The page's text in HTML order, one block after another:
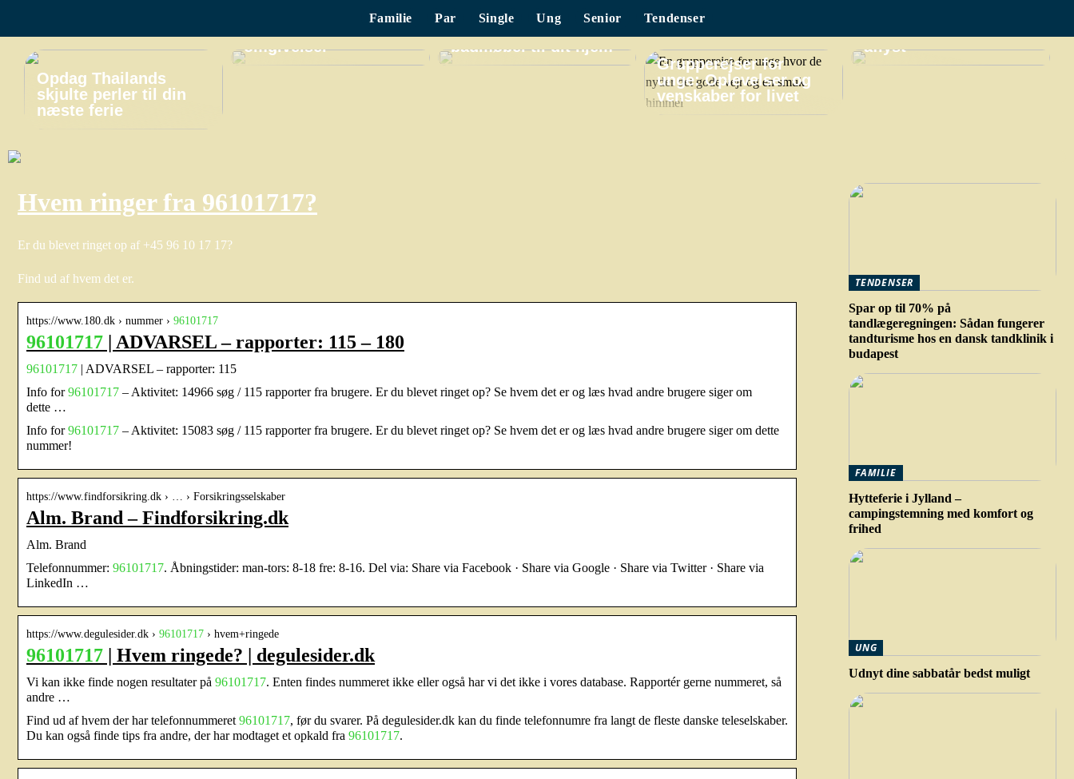
Familie Par Single Ung Senior Tendenser
Opdag Thailands
skjulte perler til din
næste ferie
omgivelser
Find det perfekte
badmøbel til dit hjem
Grupperejser for
unge: Oplevelser og
venskaber for livet
aflyst
Hvem ringer fra 96101717?
Er du blevet ringet op af +45 96 10 17 17?
Find ud af hvem det er.
https://www.180.dk › nummer › 96101717
96101717 | ADVARSEL – rapporter: 115 – 180
96101717 | ADVARSEL – rapporter: 115
Info for96101717 – Aktivitet: 14966 søg / 115 rapporter fra brugere. Er du blevet ringet op? Se hvem det er og læs hvad andre brugere siger om
dette …
Info for96101717 – Aktivitet: 15083 søg / 115 rapporter fra brugere. Er du blevet ringet op? Se hvem det er og læs hvad andre brugere siger om dette
nummer!
https://www.findforsikring.dk › … › Forsikringsselskaber
Alm. Brand – Findforsikring.dk
Alm. Brand
Telefonnummer: 96101717. Åbningstider: man-tors: 8-18 fre: 8-16. Del via: Share via Facebook · Share via Google · Share via Twitter · Share via
LinkedIn …
https://www.degulesider.dk › 96101717 › hvem+ringede
96101717 | Hvem ringede? | degulesider.dk
Vi kan ikke finde nogen resultater på 96101717. Enten findes nummeret ikke eller også har vi det ikke i vores database. Rapportér gerne nummeret, så
andre …
Find ud af hvem der har telefonnummeret 96101717, før du svarer. På degulesider.dk kan du finde telefonnumre fra langt de fleste danske teleselskaber.
Du kan også finde tips fra andre, der har modtaget et opkald fra 96101717.
TENDENSER
Spar op til 70% på
tandlægeregningen: Sådan fungerer
tandturisme hos en dansk tandklinik i
budapest
FAMILIE
Hytteferie i Jylland –
campingstemning med komfort og
frihed
UNG
Udnyt dine sabbatår bedst muligt